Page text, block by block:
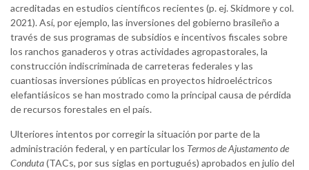
acreditadas en estudios científicos recientes (p. ej. Skidmore y col.
2021). Así, por ejemplo, las inversiones del gobierno brasileño a
través de sus programas de subsidios e incentivos fiscales sobre
los ranchos ganaderos y otras actividades agropastorales, la
construcción indiscriminada de carreteras federales y las
cuantiosas inversiones públicas en proyectos hidroeléctricos
elefantiásicos se han mostrado como la principal causa de pérdida
de recursos forestales en el país.
Ulteriores intentos por corregir la situación por parte de la
administración federal, y en particular los Termos de Ajustamento de
Conduta(TACs, por sus siglas en portugués) aprobados en julio del